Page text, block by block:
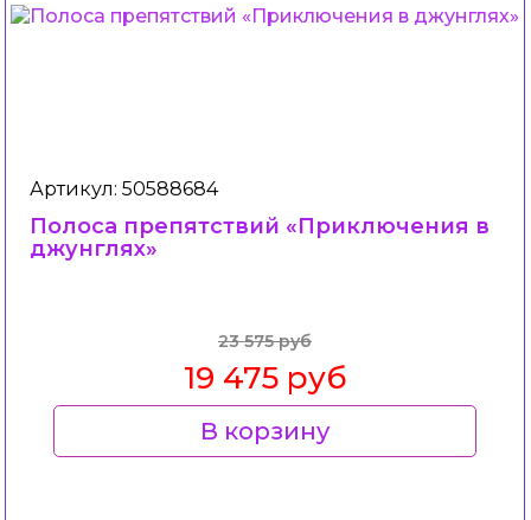
Артикул: 50588684
Полоса препятствий «Приключения в
джунглях»
23 575 руб
19 475 руб
В корзину